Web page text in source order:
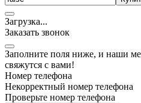
Загрузка...
Заказать звонок
Заполните поля ниже, и наши
свяжутся с вами!
Номер телефона
Некорректный номер телефона
Проверьте номер телефона